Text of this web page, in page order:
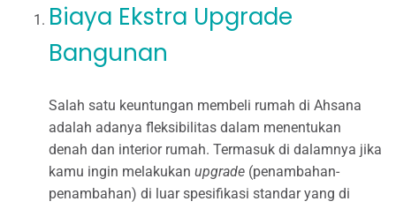
Biaya Ekstra Upgrade
Bangunan
Salah satu keuntungan membeli rumah di Ahsana
adalah adanya fleksibilitas dalam menentukan
denah dan interior rumah. Termasuk di dalamnya jika
kamu ingin melakukan upgrade (penambahan-
penambahan) di luar spesifikasi standar yang di